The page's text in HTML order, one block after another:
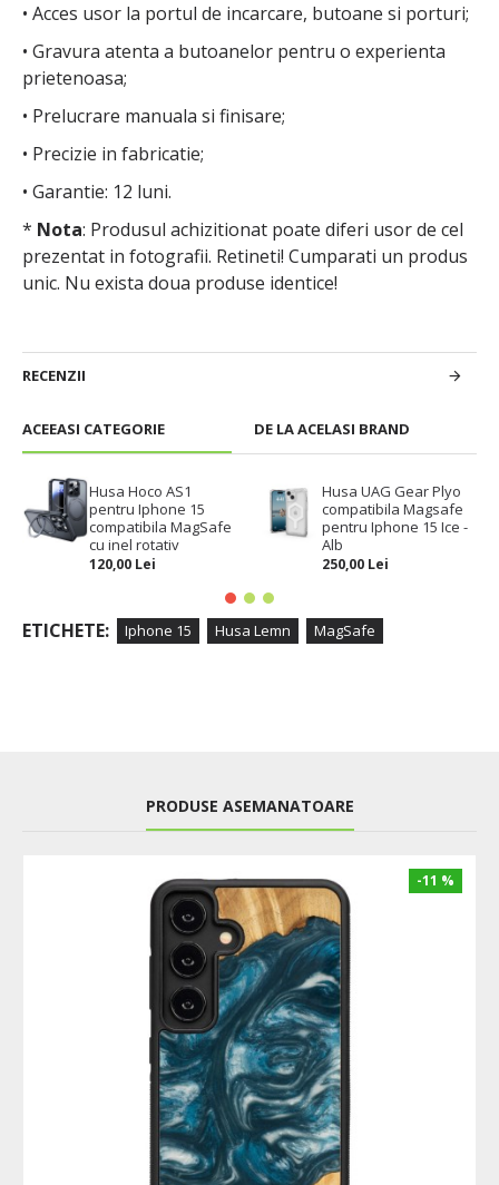
ACEEASI CATEGORIE DE LA ACELASI BRAND
Husa Hoco AS1
pentru Iphone 15
compatibila MagSafe
cu inel rotativ
120,00 Lei
Husa UAG Gear Plyo
compatibila Magsafe
pentru Iphone 15 Ice -
Alb
250,00 Lei
• Acces usor la portul de incarcare, butoane si porturi;
• Gravura atenta a butoanelor pentru o experienta
prietenoasa;
• Prelucrare manuala si finisare;
• Precizie in fabricatie;
• Garantie: 12 luni.
* Nota: Produsul achizitionat poate diferi usor de cel
prezentat in fotografii. Retineti! Cumparati un produs
unic. Nu exista doua produse identice!
RECENZII
ETICHETE: Iphone 15 Husa Lemn MagSafe
PRODUSE ASEMANATOARE
-11 %